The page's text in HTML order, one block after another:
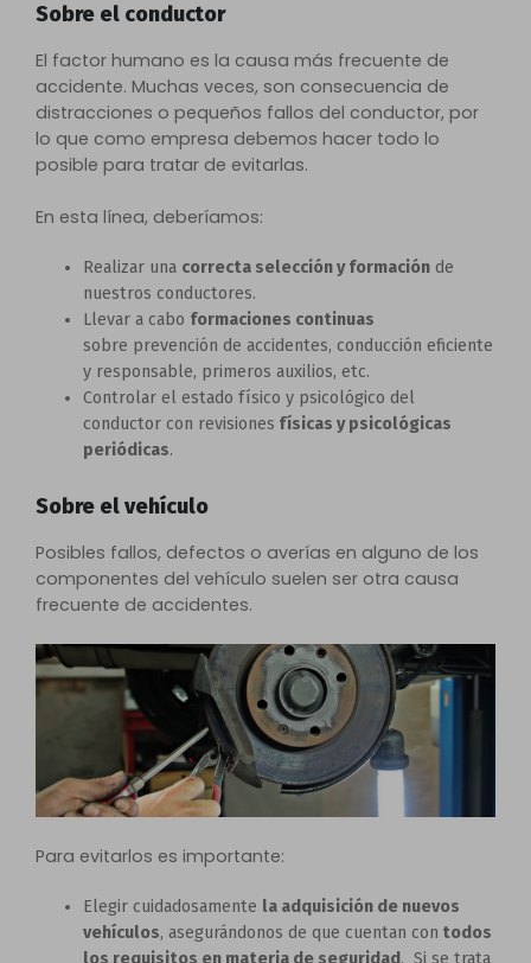
Sobre el conductor
El factor humano es la causa más frecuente de
accidente. Muchas veces, son consecuencia de
distracciones o pequeños fallos del conductor, por
lo que como empresa debemos hacer todo lo
posible para tratar de evitarlas.
En esta línea, deberíamos:
Realizar una correcta selección y formación de
nuestros conductores.
Llevar a cabo formaciones continuas
sobre prevención de accidentes, conducción eficiente
y responsable, primeros auxilios, etc.
Controlar el estado físico y psicológico del
conductor con revisiones físicas y psicológicas
periódicas.
Sobre el vehículo
Posibles fallos, defectos o averías en alguno de los
componentes del vehículo suelen ser otra causa
frecuente de accidentes.
Para evitarlos es importante:
Elegir cuidadosamente la adquisición de nuevos
vehículos, asegurándonos de que cuentan con todos